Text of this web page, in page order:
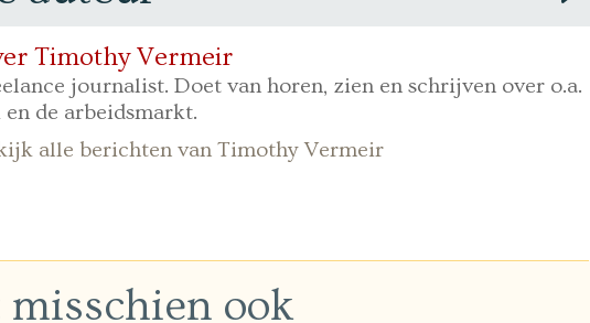
Timothy Vermeir
journalist. Doet van horen, zien en schrijven over o.a.
en de arbeidsmarkt.
alle berichten van Timothy Vermeir
misschien ook